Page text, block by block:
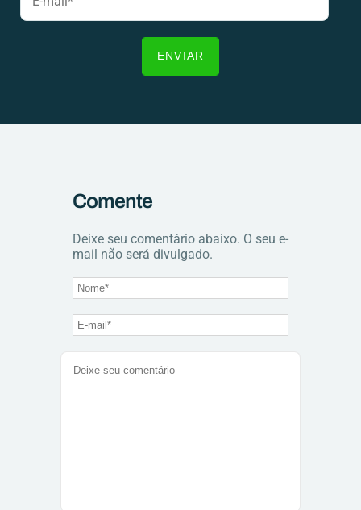
Comente
Deixe seu comentário abaixo. O seu e-
mail não será divulgado.